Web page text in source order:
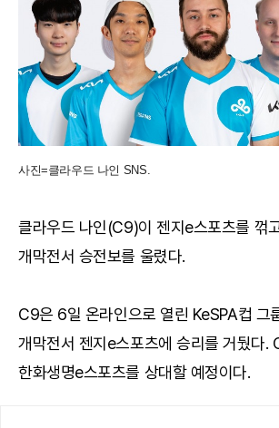
사진=클라우드 나인 SNS.
클라우드 나인(C9)이 젠지e스포츠를 꺾
개막전서 승전보를 울렸다.
C9은 6일 온라인으로 열린 KeSPA컵 그
개막전서 젠지e스포츠에 승리를 거뒀다.
한화생명e스포츠를 상대할 예정이다.